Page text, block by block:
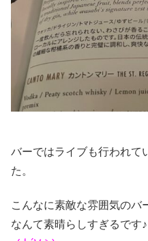
バーではライブも行われて
た。
こんなに素敵な雰囲気のバ
なんて素晴らしすぎるです♪